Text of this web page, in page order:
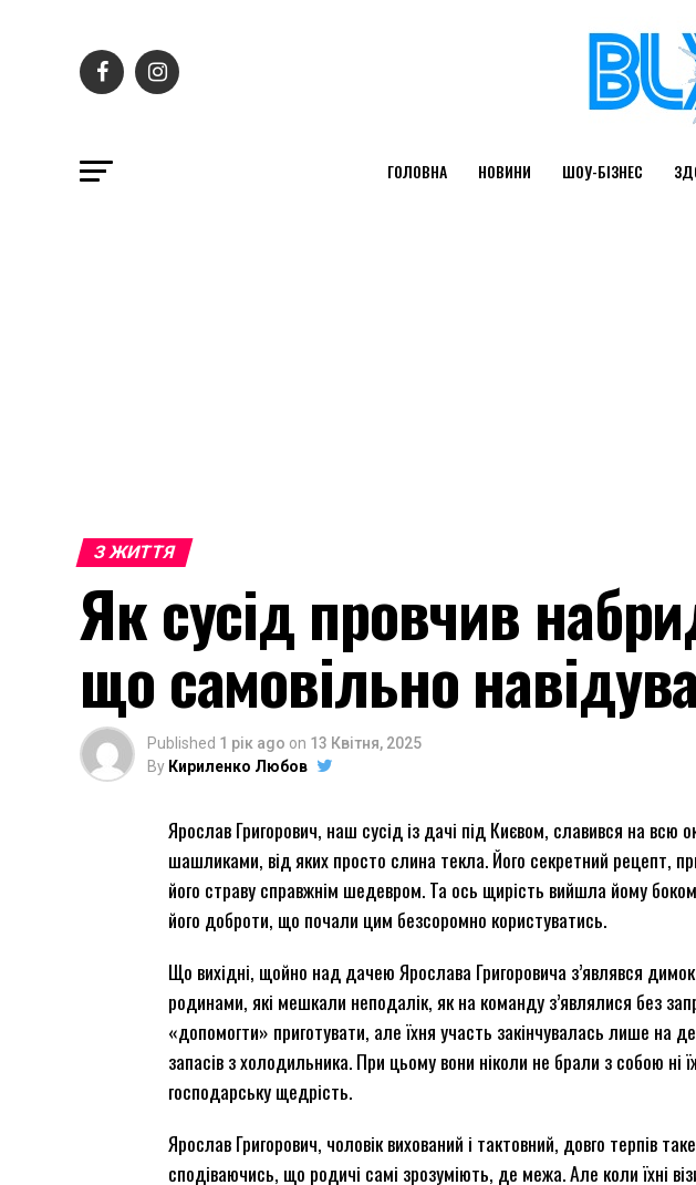
ГОЛОВНА НОВИНИ ШОУ-БІЗНЕС
З ЖИТТЯ
Як сусід провчив
що самовільно
Published 1 рік ago on 13 Квітня, 2025
By Кириленко Любов
Ярослав Григорович, наш сусід із дачі під Києвом, славився на всю
шашликами, від яких просто слина текла. Його секретний рецепт,
його страву справжнім шедевром. Та ось щирість вийшла йому
його доброти, що почали цим безсоромно користуватись.
Що вихідні, щойно над дачею Ярослава Григоровича з’являвся
родинами, які мешкали неподалік, як на команду з’являлися без
«допомогти» приготувати, але їхня участь закінчувалась лише на
запасів з холодильника. При цьому вони ніколи не брали з собою ні
господарську щедрість.
Ярослав Григорович, чоловік вихований і тактовний, довго терпів
сподіваючись, що родичі самі зрозуміють, де межа. Але коли їхні